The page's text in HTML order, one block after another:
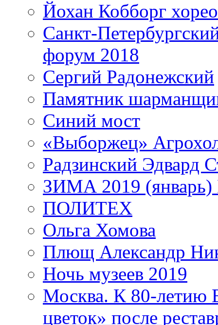
Йохан Кобборг
Санкт-
форум 2018
Сергий Радонежский
Памятник
Синий мост
«Выборжец»
Радзинский Эдвард
ЗИМА 2019 (январь)
ПОЛИТЕХ
Ольга Хомова
Плющ Александр
Ночь музеев 2019
Москва. К 80-
цветок» после